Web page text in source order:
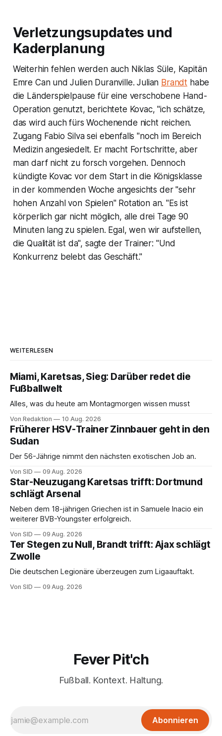
Verletzungsupdates und
Kaderplanung
Weiterhin fehlen werden auch Niklas Süle, Kapitän
Emre Can und Julien Duranville. Julian Brandt habe
die Länderspielpause für eine verschobene Hand-
Operation genutzt, berichtete Kovac, "ich schätze,
das wird auch fürs Wochenende nicht reichen.
Zugang Fabio Silva sei ebenfalls "noch im Bereich
Medizin angesiedelt. Er macht Fortschritte, aber
man darf nicht zu forsch vorgehen. Dennoch
kündigte Kovac vor dem Start in die Königsklasse
in der kommenden Woche angesichts der "sehr
hohen Anzahl von Spielen" Rotation an. "Es ist
körperlich gar nicht möglich, alle drei Tage 90
Minuten lang zu spielen. Egal, wen wir aufstellen,
die Qualität ist da", sagte der Trainer: "Und
Konkurrenz belebt das Geschäft."
WEITERLESEN
Miami, Karetsas, Sieg: Darüber redet die
Fußballwelt
Alles, was du heute am Montagmorgen wissen musst
Von Redaktion 10 Aug. 2026
Früherer HSV-Trainer Zinnbauer geht in den
Sudan
Der 56-Jährige nimmt den nächsten exotischen Job an.
Von SID 09 Aug. 2026
Star-Neuzugang Karetsas trifft: Dortmund
schlägt Arsenal
Neben dem 18-jährigen Griechen ist in Samuele Inacio ein
weiterer BVB-Youngster erfolgreich.
Von SID 09 Aug. 2026
Ter Stegen zu Null, Brandt trifft: Ajax schlägt
Zwolle
Die deutschen Legionäre überzeugen zum Ligaauftakt.
Von SID 09 Aug. 2026
Fever Pit'ch
Fußball. Kontext. Haltung.
Abonnieren